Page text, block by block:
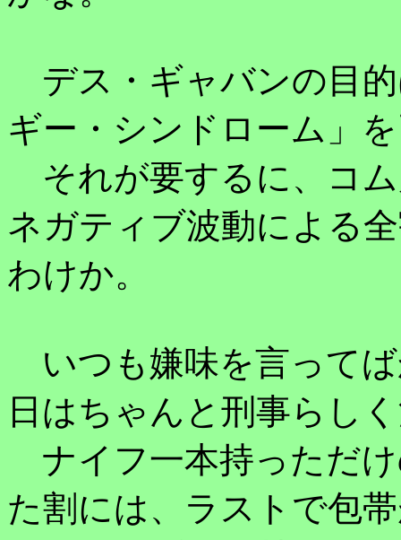
デス・ギャバンの目
ギー・シンドローム」
それが要するに、コ
ネガティブ波動による
わけか。
いつも嫌味を言って
日はちゃんと刑事らし
ナイフ一本持っただ
た割には、ラストで包